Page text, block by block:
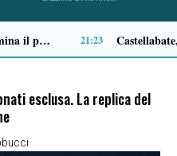
Premio Terre del Bussento, si alza il sipario: stasera Roberto Fico apre l’11ª edizione 14:35
esclusa. La replica del